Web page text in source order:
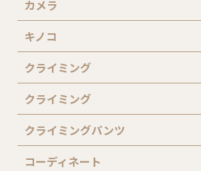
カメラ
キノコ
クライミング
クライミング
クライミングパンツ
コーディネート